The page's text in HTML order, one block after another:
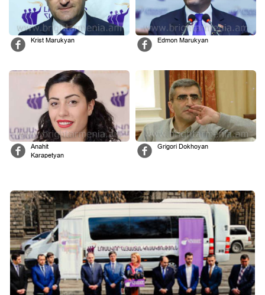
Krist Marukyan Edmon Marukyan
Anahit
Karapetyan
Grigori Dokhoyan